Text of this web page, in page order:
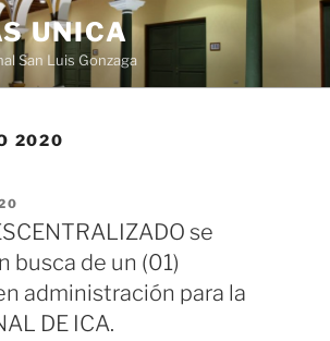
UNICA
San Luis Gonzaga
2020
se
busca de un (01)
administración para la
DE ICA.